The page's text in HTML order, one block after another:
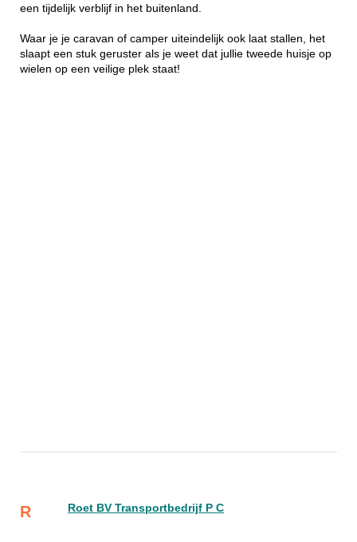
een tijdelijk verblijf in het buitenland.
Waar je je caravan of camper uiteindelijk ook laat stallen, het
slaapt een stuk geruster als je weet dat jullie tweede huisje op
wielen op een veilige plek staat!
R Roet BV Transportbedrijf P C